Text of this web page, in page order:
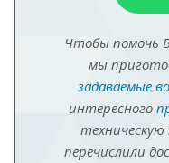
Чтобы помочь
мы
задаваемые
интересного
техническую
перечислили